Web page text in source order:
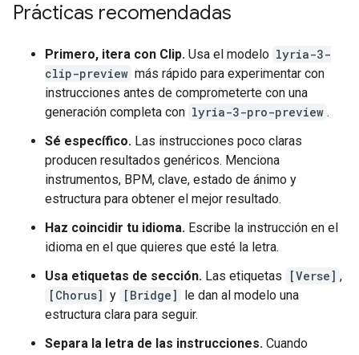
Prácticas recomendadas
Primero, itera con Clip. Usa el modelo lyria-3-
clip-preview más rápido para experimentar con
instrucciones antes de comprometerte con una
generación completa con lyria-3-pro-preview .
Sé específico. Las instrucciones poco claras
producen resultados genéricos. Menciona
instrumentos, BPM, clave, estado de ánimo y
estructura para obtener el mejor resultado.
Haz coincidir tu idioma. Escribe la instrucción en el
idioma en el que quieres que esté la letra.
Usa etiquetas de sección. Las etiquetas [Verse] ,
[Chorus] y [Bridge] le dan al modelo una
estructura clara para seguir.
Separa la letra de las instrucciones. Cuando